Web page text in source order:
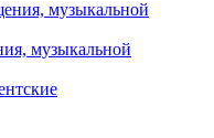
музыкальной